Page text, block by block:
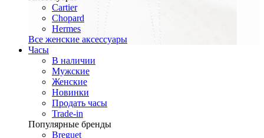
Cartier
Chopard
Hermes
Все женские аксессуары
Часы
В наличии
Мужские
Женские
Новинки
Продать часы
Trade-in
Популярные бренды
Breguet